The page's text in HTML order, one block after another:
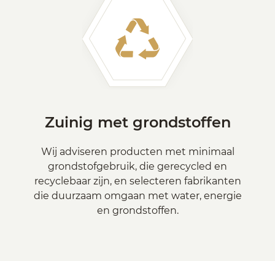
Zuinig met grondstoffen
Wij adviseren producten met minimaal
grondstofgebruik, die gerecycled en
recyclebaar zijn, en selecteren fabrikanten
die duurzaam omgaan met water, energie
en grondstoffen.